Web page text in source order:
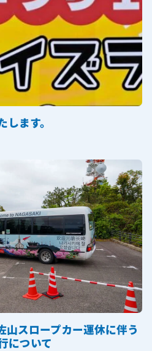
ます。
山スロープカー運休に伴う
について